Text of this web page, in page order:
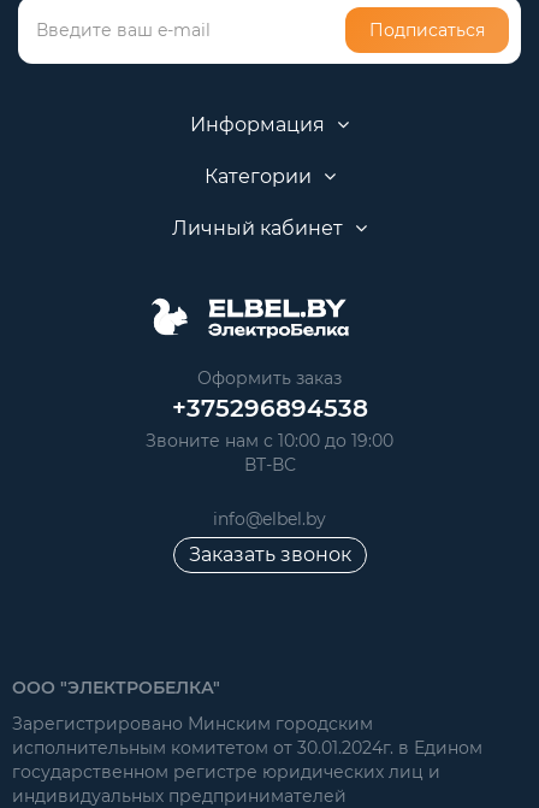
Подписаться
Информация
Категории
Личный кабинет
Оформить заказ
+375296894538
Звоните нам с 10:00 до 19:00
ВТ-ВС
info@elbel.by
Заказать звонок
ООО "ЭЛЕКТРОБЕЛКА"
Зарегистрировано Минским городским
исполнительным комитетом от 30.01.2024г. в Едином
государственном регистре юридических лиц и
индивидуальных предпринимателей